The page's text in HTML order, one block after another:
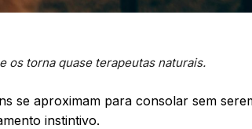
os torna quase terapeutas naturais.
se aproximam para consolar sem
instintivo.